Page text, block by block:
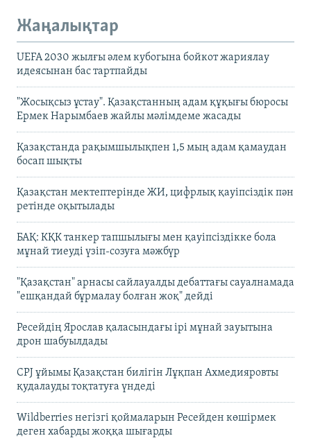
Жаңалықтар
UEFA 2030 жылғы әлем кубогына бойкот жариялау
идеясынан бас тартпайды
"Жосықсыз ұстау". Қазақстанның адам құқығы бюросы
Ермек Нарымбаев жайлы мәлімдеме жасады
Қазақстанда рақымшылықпен 1,5 мың адам қамаудан
босап шықты
Қазақстан мектептерінде ЖИ, цифрлық қауіпсіздік пән
ретінде оқытылады
БАҚ: КҚК танкер тапшылығы мен қауіпсіздікке бола
мұнай тиеуді үзіп-созуға мәжбүр
"Қазақстан" арнасы сайлауалды дебаттағы сауалнамада
"ешқандай бұрмалау болған жоқ" дейді
Ресейдің Ярослав қаласындағы ірі мұнай зауытына
дрон шабуылдады
CPJ ұйымы Қазақстан билігін Лұқпан Ахмедияровты
қудалауды тоқтатуға үндеді
Wildberries негізгі қоймаларын Ресейден көшірмек
деген хабарды жоққа шығарды